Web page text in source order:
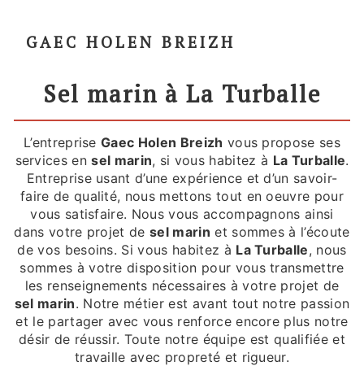
GAEC HOLEN BREIZH
sel marin à La Turballe
L’entrepriseGaec Holen Breizh vous propose ses
services ensel marin, si vous habitez à La Turballe.
Entreprise usant d’une expérience et d’un savoir-
faire de qualité, nous mettons tout en oeuvre pour
vous satisfaire. Nous vous accompagnons ainsi
dans votre projet desel marin et sommes à l’écoute
de vos besoins. Si vous habitez à La Turballe, nous
sommes à votre disposition pour vous transmettre
les renseignements nécessaires à votre projet de
sel marin. Notre métier est avant tout notre passion
et le partager avec vous renforce encore plus notre
désir de réussir. Toute notre équipe est qualifiée et
travaille avec propreté et rigueur.